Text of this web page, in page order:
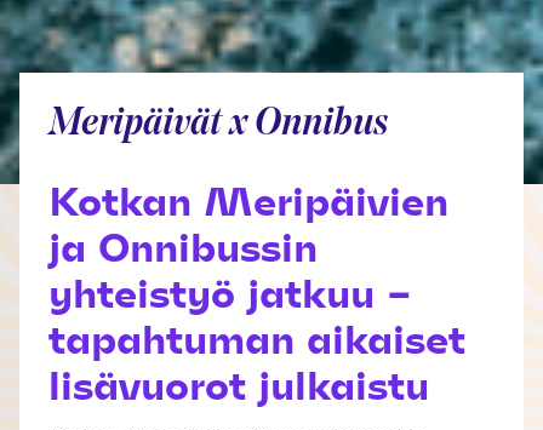
Meripäivät x Onnibus
Kotkan Meripäivien
ja Onnibussin
yhteistyö jatkuu –
tapahtuman aikaiset
lisävuorot julkaistu